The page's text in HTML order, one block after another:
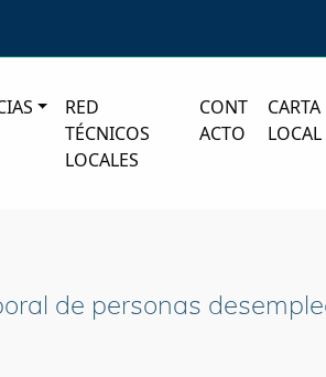
RED
TÉCNICOS
LOCALES
CONT
ACTO
CARTA
LOCAL
de personas